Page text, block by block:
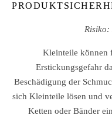
Risiko:
Kleinteile können
Erstickungsgefahr
Beschädigung der
sich Kleinteile lösen und
Ketten oder Bänder